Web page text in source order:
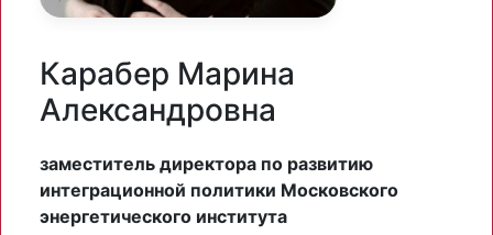
Карабер Марина
Александровна
заместитель директора по развитию
интеграционной политики Московского
энергетического института